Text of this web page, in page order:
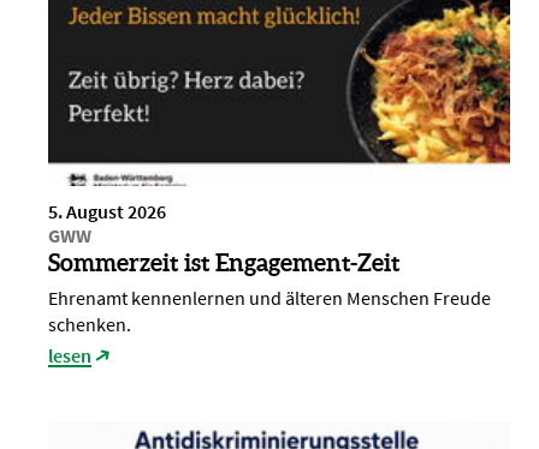
5. August 2026
GWW
Sommerzeit ist Engagement-Zeit
Ehrenamt kennenlernen und älteren Menschen Freude
schenken.
lesen